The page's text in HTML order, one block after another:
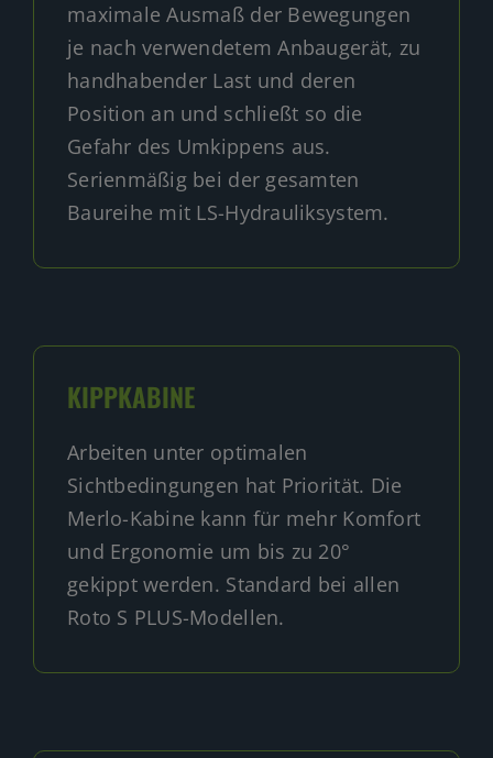
maximale Ausmaß der Bewegungen
je nach verwendetem Anbaugerät, zu
handhabender Last und deren
Position an und schließt so die
Gefahr des Umkippens aus.
Serienmäßig bei der gesamten
Baureihe mit LS-Hydrauliksystem.
KIPPKABINE
Arbeiten unter optimalen
Sichtbedingungen hat Priorität. Die
Merlo-Kabine kann für mehr Komfort
und Ergonomie um bis zu 20°
gekippt werden. Standard bei allen
Roto S PLUS-Modellen.